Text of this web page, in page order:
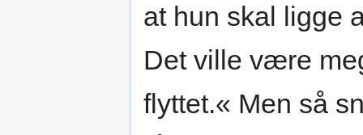
at hun skal ligge
Det ville være
flyttet.« Men så